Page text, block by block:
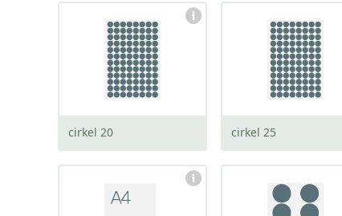
cirkel 20
afmeting:
20 x 20 mm
cirkel 25
afmeting:
25 x 25 mm
afmeting:
60 x 60 mm
afmeting:
70 x 70 mm